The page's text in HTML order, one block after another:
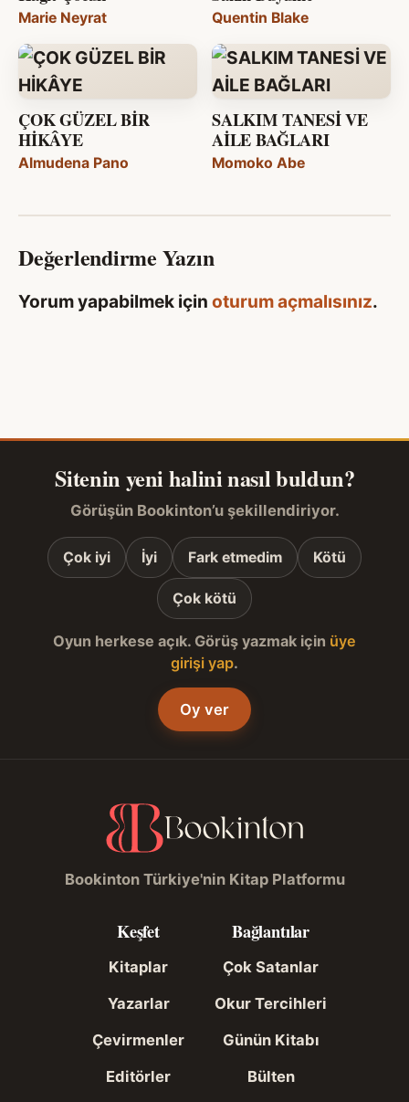
Marie Neyrat Quentin Blake
ÇOK GÜZEL BİR
HİKÂYE
Almudena Pano
SALKIM TANESİ VE
AİLE BAĞLARI
Momoko Abe
Değerlendirme Yazın
Yorum yapabilmek için oturum açmalısınız.
Sitenin yeni halini nasıl buldun?
Görüşün Bookinton’u şekillendiriyor.
Çok iyi İyi Fark etmedim Kötü
Çok kötü
Oyun herkese açık. Görüş yazmak için üye
girişi yap.
Oy ver
Bookinton Türkiye'nin Kitap Platformu
Keşfet
Kitaplar
Yazarlar
Çevirmenler
Editörler
Bağlantılar
Çok Satanlar
Okur Tercihleri
Günün Kitabı
Bülten